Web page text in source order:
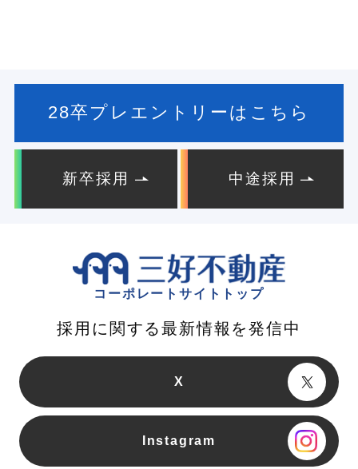
28卒プレエントリーはこちら
新卒採用 中途採用
コーポレートサイトトップ
採用に関する最新情報を発信中
X
Instagram